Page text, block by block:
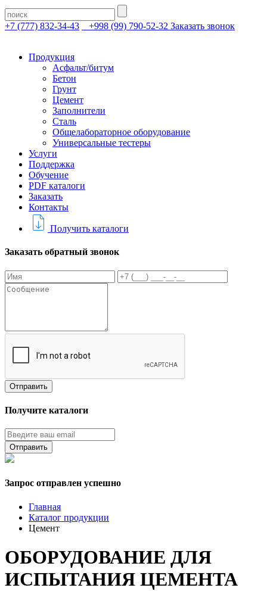
+7 (777) 832-34-43 +998 (99) 790-52-32 Заказать звонок
Продукция
Асфальт/битум
Бетон
Грунт
Цемент
Заполнители
Сталь
Общелабораторное оборудование
Универсальные тестеры
Услуги
Поддержка
Обучение
PDF каталоги
Заказать
Контакты
Получить каталоги
Заказать обратный звонок
Получите каталоги
Запрос отправлен успешно
Главная
Каталог продукции
Цемент
ОБОРУДОВАНИЕ ДЛЯ
ИСПЫТАНИЯ ЦЕМЕНТА